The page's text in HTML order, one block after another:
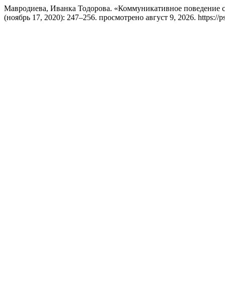
Мавродиева, Иванка Тодорова. «Коммуникативное поведение
(ноябрь 17, 2020): 247–256. просмотрено август 9, 2026.